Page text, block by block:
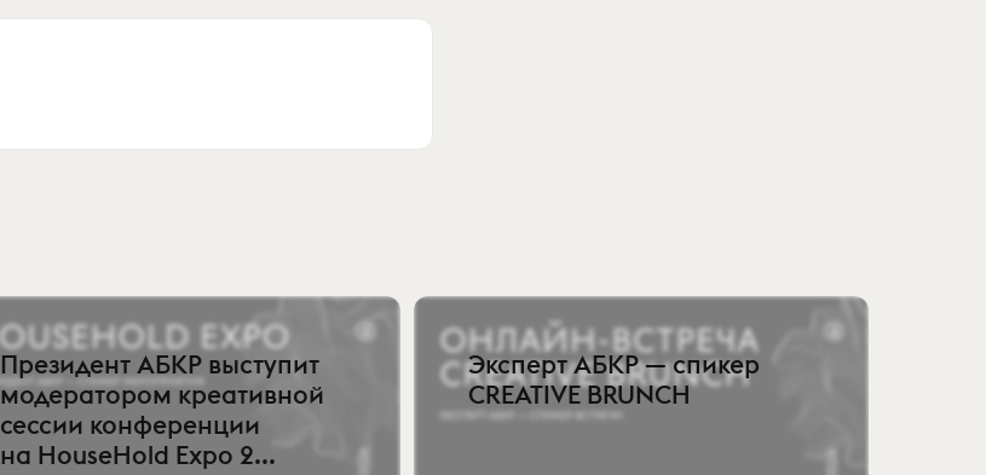
Президент АБКР выступит
модератором креативной
сессии конференции
на HouseHold Expo 2...
Эксперт АБКР — спикер
CREATIVE BRUNCH